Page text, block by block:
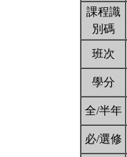
課程識
別碼
班次
學分
全/半年
必/選修